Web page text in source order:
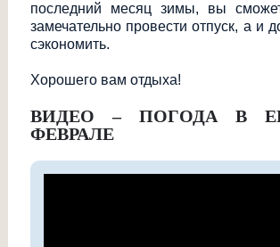
последний месяц зимы, вы
замечательно провести отпуск, а и
сэкономить.
Хорошего вам отдыха!
ВИДЕО – ПОГОДА В
ФЕВРАЛЕ